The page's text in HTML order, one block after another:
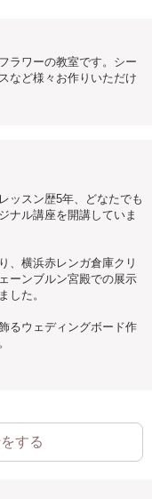
ラワーの教室です。シー
など様々お作りいただけ
ッスン歴5年、どなたでも
ナル講座を開講していま
、横浜赤レンガ倉庫クリ
ーンブルン宮殿での展示
した。
るウェディングボード作
する